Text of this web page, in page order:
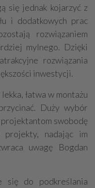
się jednak kojarzyć z
i dodatkowych prac
rozwiązaniem
mylnego. Dzięki
rozwiązania
inwestycji.
łatwa w montażu
Duży wybór
swobodę
nadając im
uwagę Bogdan
się do podkreślania